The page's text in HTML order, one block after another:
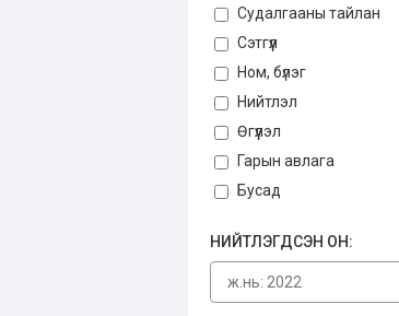
Үндсэн хууль
Бусад
Судалгааны тайлан
Сэтгүүл
Ном, бүлэг
Нийтлэл
Өгүүлэл
Гарын авлага
Бусад
НИЙТЛЭГДСЭН ОН: